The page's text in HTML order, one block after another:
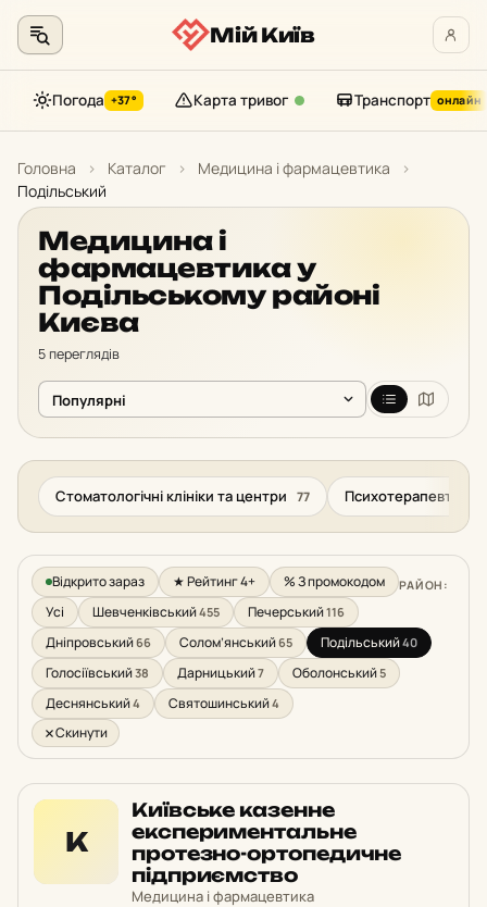
контенту
Мій Київ
Погода +37° Карта тривог Транспорт онлайн
Головна › Каталог › Медицина і фармацевтика
›
Подільський
Медицина і
фармацевтика у
Подільському районі
Києва
5 переглядів
Стоматологічні клініки та центри 77
Відкрито зараз ★ Рейтинг 4+ % З промокодом РАЙОН:
Усі Шевченківський455 Печерський116
Дніпровський66 Солом’янський65 Подільський40
Голосіївський38 Дарницький7 Оболонський5
Деснянський4 Святошинський4
Скинути
К
Київське казенне
експериментальне
протезно-ортопедичне
підприємство
Медицина і фармацевтика